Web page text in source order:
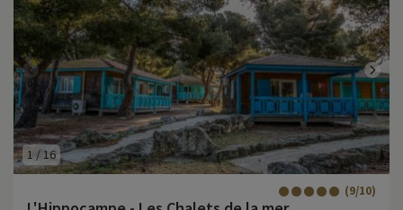
1 / 16
(9/10)